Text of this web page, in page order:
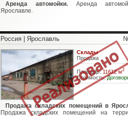
Аренда автомойки.Аренда
Ярославле.
Россия | Ярославль
Склады
Продажа
Площадь:11612 м2
Стоимость:
Продажа складских помещений в
Продажа складских помещений на